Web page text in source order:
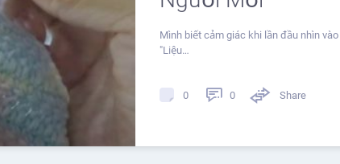
Mình biết cảm giác khi lần đầu nhìn
"Liệu…
0 0 Share